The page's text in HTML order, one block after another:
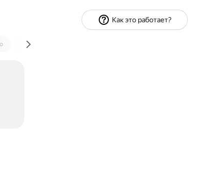
Экономика и финансы
Как это работает?